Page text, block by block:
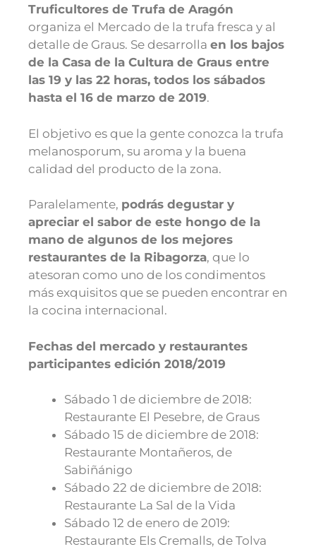
Truficultores de Trufa de Aragón
organiza el Mercado de la trufa fresca y al
detalle de Graus. Se desarrolla en los bajos
de la Casa de la Cultura de Graus entre
las 19 y las 22 horas, todos los sábados
hasta el 16 de marzo de 2019.
El objetivo es que la gente conozca la trufa
melanosporum, su aroma y la buena
calidad del producto de la zona.
Paralelamente, podrás degustar y
apreciar el sabor de este hongo de la
mano de algunos de los mejores
restaurantes de la Ribagorza, que lo
atesoran como uno de los condimentos
más exquisitos que se pueden encontrar en
la cocina internacional.
Fechas del mercado y restaurantes
participantes edición 2018/2019
Sábado 1 de diciembre de 2018:
Restaurante El Pesebre, de Graus
Sábado 15 de diciembre de 2018:
Restaurante Montañeros, de
Sabiñánigo
Sábado 22 de diciembre de 2018:
Restaurante La Sal de la Vida
Sábado 12 de enero de 2019:
Restaurante Els Cremalls, de Tolva